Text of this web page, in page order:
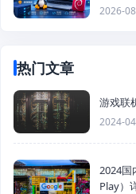
2026-
热门文章
游戏联
2024-
2024国
Play）